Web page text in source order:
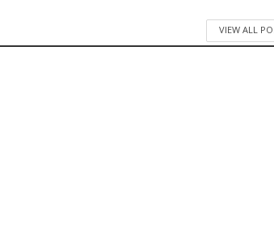
VIEW ALL